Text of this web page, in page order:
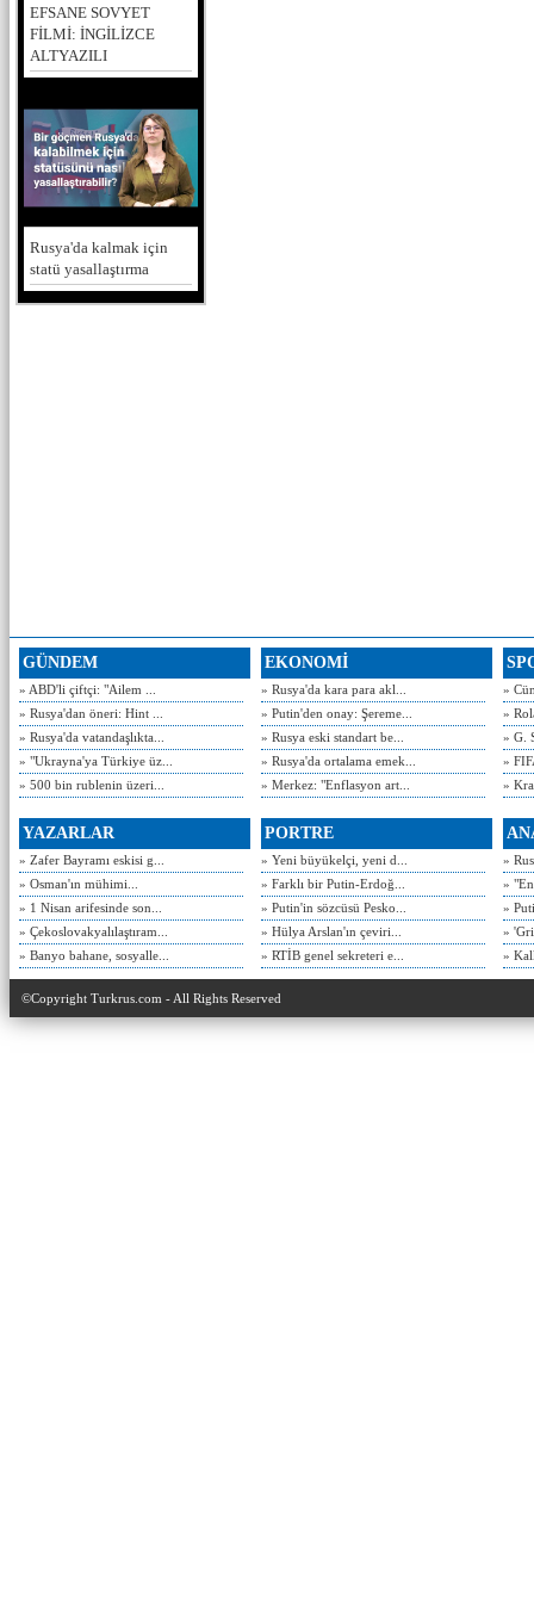
EFSANE SOVYET
FİLMİ: İNGİLİZCE
ALTYAZILI
Rusya'da kalmak için
statü yasallaştırma
GÜNDEM
» ABD'li çiftçi: "Ailem ...
» Rusya'dan öneri: Hint ...
» Rusya'da vatandaşlıkta...
» "Ukrayna'ya Türkiye üz...
» 500 bin rublenin üzeri...
EKONOMİ
» Rusya'da kara para akl...
» Putin'den onay: Şereme...
» Rusya eski standart be...
» Rusya'da ortalama emek...
» Merkez: "Enflasyon art...
»
»
» G.
»
»
YAZARLAR
» Zafer Bayramı eskisi g...
» Osman'ın mühimi...
» 1 Nisan arifesinde son...
» Çekoslovakyalılaştıram...
» Banyo bahane, sosyalle...
PORTRE
» Yeni büyükelçi, yeni d...
» Farklı bir Putin-Erdoğ...
» Putin'in sözcüsü Pesko...
» Hülya Arslan'ın çeviri...
» RTİB genel sekreteri e...
»
»
»
»
»
©Copyright Turkrus.com - All Rights Reserved